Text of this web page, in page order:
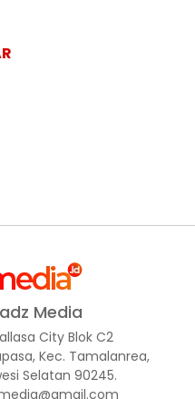
Media
City Blok C2
Kec. Tamalanrea,
Selatan 90245.